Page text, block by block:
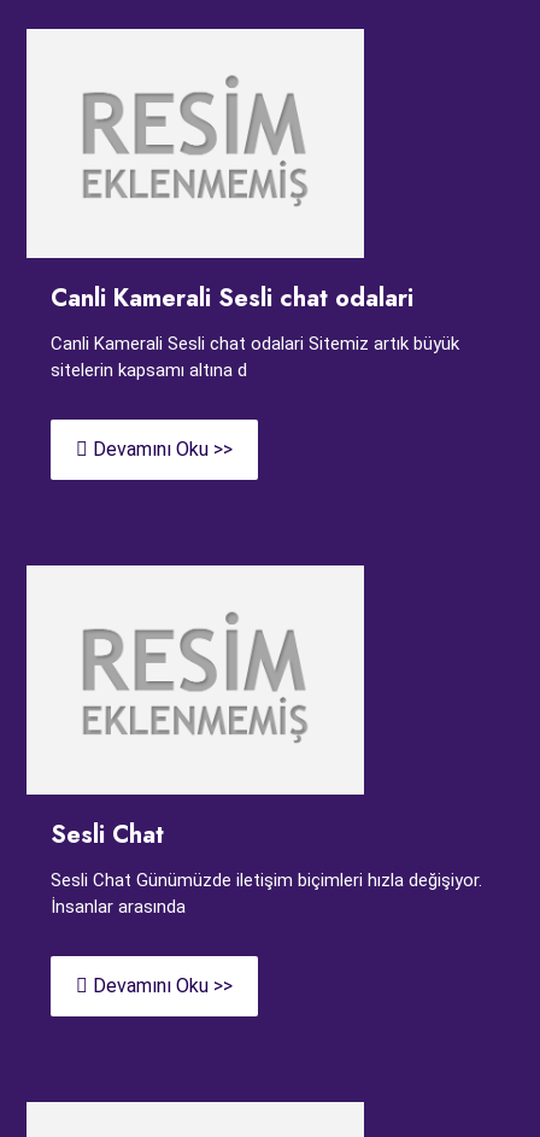
Canli Kamerali Sesli chat odalari
Canli Kamerali Sesli chat odalari Sitemiz artık büyük
sitelerin kapsamı altına d
Devamını Oku >>
Sesli Chat
Sesli Chat Günümüzde iletişim biçimleri hızla değişiyor.
İnsanlar arasında
Devamını Oku >>